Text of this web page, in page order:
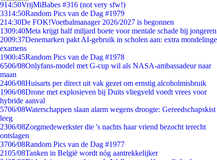
914:50VrijMiBabes #316 (not very sfw!)
3314:50Random Pics van de Dag #1979
214:30De FOK!Voetbalmanager 2026/2027 is begonnen
1309:40Meta krijgt half miljard boete voor mentale schade bij jongeren
2009:37Denemarken pakt AI-gebruik in scholen aan: extra mondelinge
examens
1900:45Random Pics van de Dag #1978
6506/08Onlyfans-model met G-cup wil als NASA-ambassadeur naar
maan
2406/08Huisarts per direct uit vak gezet om ernstig alcoholmisbruik
1906/08Drone met explosieven bij Duits vliegveld voedt vrees voor
hybride aanval
5706/08Waterschappen slaan alarm wegens droogte: Gereedschapskist
leeg
2306/08Zorgmedewerkster die 's nachts haar vriend bezocht terecht
ontslagen
3706/08Random Pics van de Dag #1977
2105/08Tanken in België wordt nóg aantrekkelijker